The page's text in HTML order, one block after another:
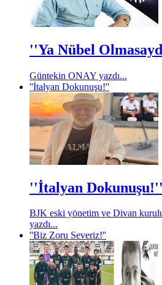
''Ya Nübel
Güntekin ONAY yazdı...
''İtalyan Dokunuşu!''
''İtalyan Dokunuşu!''
BJK eski yönetim ve Divan
yazdı...
''Biz Zoru Severiz!''